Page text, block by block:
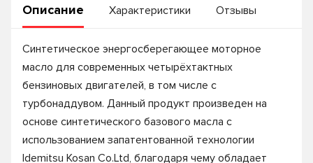
Описание Характеристики Отзывы
Синтетическое энергосберегающее моторное
масло для современных четырёхтактных
бензиновых двигателей, в том числе с
турбонаддувом. Данный продукт произведен на
основе синтетического базового масла с
использованием запатентованной технологии
ldemitsu Коsan Со.Ltd, благодаря чему обладает